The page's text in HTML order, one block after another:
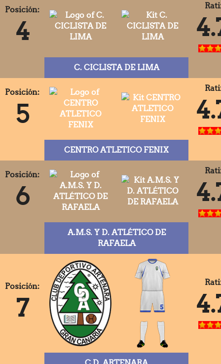
Posición:
4
C. CICLISTA DE LIMA
Posición:
5
CENTRO ATLETICO FENIX
Posición:
6
A.M.S. Y D. ATLÉTICO DE
RAFAELA
Posición:
7